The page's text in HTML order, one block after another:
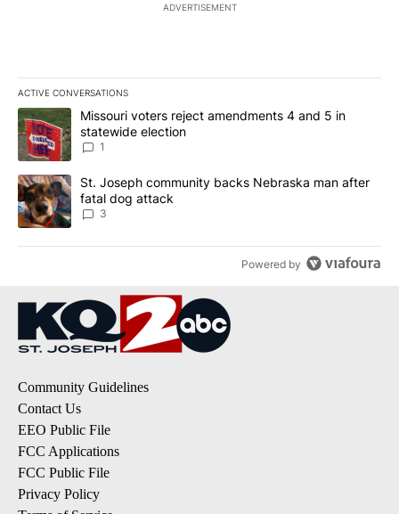
ADVERTISEMENT
ACTIVE CONVERSATIONS
The following is a list of the most commented articles in the last
A trending article titled "Missouri voters reject amendments 4
Missouri voters reject amendments 4 and 5 in
statewide election
1
A trending article titled "St. Joseph community backs
St. Joseph community backs Nebraska man after
fatal dog attack
3
Powered by
Community Guidelines
Contact Us
EEO Public File
FCC Applications
FCC Public File
Privacy Policy